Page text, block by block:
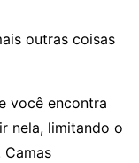
outras coisas
você encontra
nela, limitando o
Camas